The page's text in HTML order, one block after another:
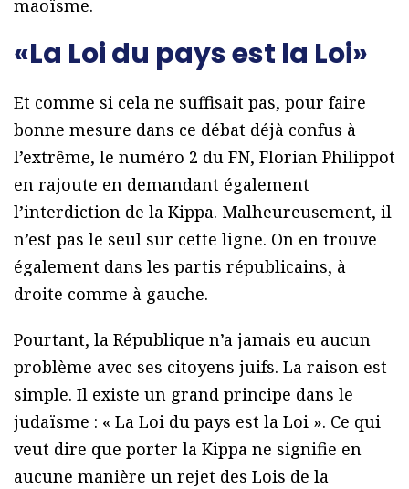
maoïsme.
«La Loi du pays est la Loi»
Et comme si cela ne suffisait pas, pour faire
bonne mesure dans ce débat déjà confus à
l’extrême, le numéro 2 du FN, Florian Philippot
en rajoute en demandant également
l’interdiction de la Kippa. Malheureusement, il
n’est pas le seul sur cette ligne. On en trouve
également dans les partis républicains, à
droite comme à gauche.
Pourtant, la République n’a jamais eu aucun
problème avec ses citoyens juifs. La raison est
simple. Il existe un grand principe dans le
judaïsme : « La Loi du pays est la Loi ». Ce qui
veut dire que porter la Kippa ne signifie en
aucune manière un rejet des Lois de la